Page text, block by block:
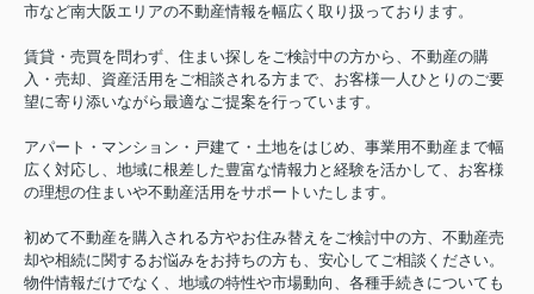
市など南大阪エリアの不動産情報を幅広く取り扱っております。
賃貸・売買を問わず、住まい探しをご検討中の方から、不動産の購
入・売却、資産活用をご相談される方まで、お客様一人ひとりのご要
望に寄り添いながら最適なご提案を行っています。
アパート・マンション・戸建て・土地をはじめ、事業用不動産まで幅
広く対応し、地域に根差した豊富な情報力と経験を活かして、お客様
の理想の住まいや不動産活用をサポートいたします。
初めて不動産を購入される方やお住み替えをご検討中の方、不動産売
却や相続に関するお悩みをお持ちの方も、安心してご相談ください。
物件情報だけでなく、地域の特性や市場動向、各種手続きについても